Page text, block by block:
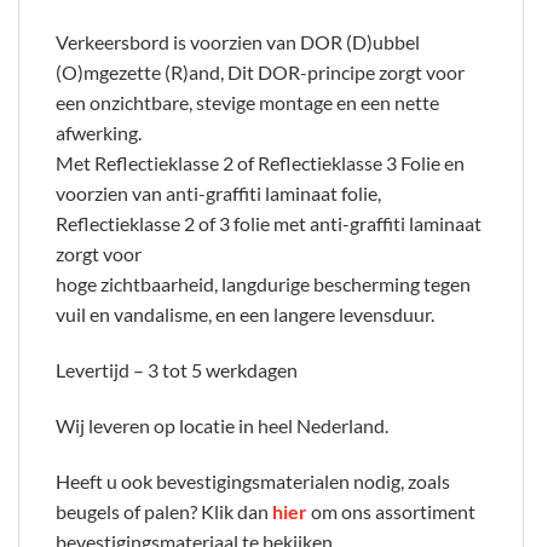
Verkeersbord is voorzien van DOR (D)ubbel
(O)mgezette (R)and, Dit DOR-principe zorgt voor
een onzichtbare, stevige montage en een nette
afwerking.
Met Reflectieklasse 2 of Reflectieklasse 3 Folie en
voorzien van anti-graffiti laminaat folie,
Reflectieklasse 2 of 3 folie met anti-graffiti laminaat
zorgt voor
hoge zichtbaarheid, langdurige bescherming tegen
vuil en vandalisme, en een langere levensduur.
Levertijd – 3 tot 5 werkdagen
Wij leveren op locatie in heel Nederland.
Heeft u ook bevestigingsmaterialen nodig, zoals
beugels of palen? Klik dan hierom ons assortiment
bevestigingsmateriaal te bekijken.